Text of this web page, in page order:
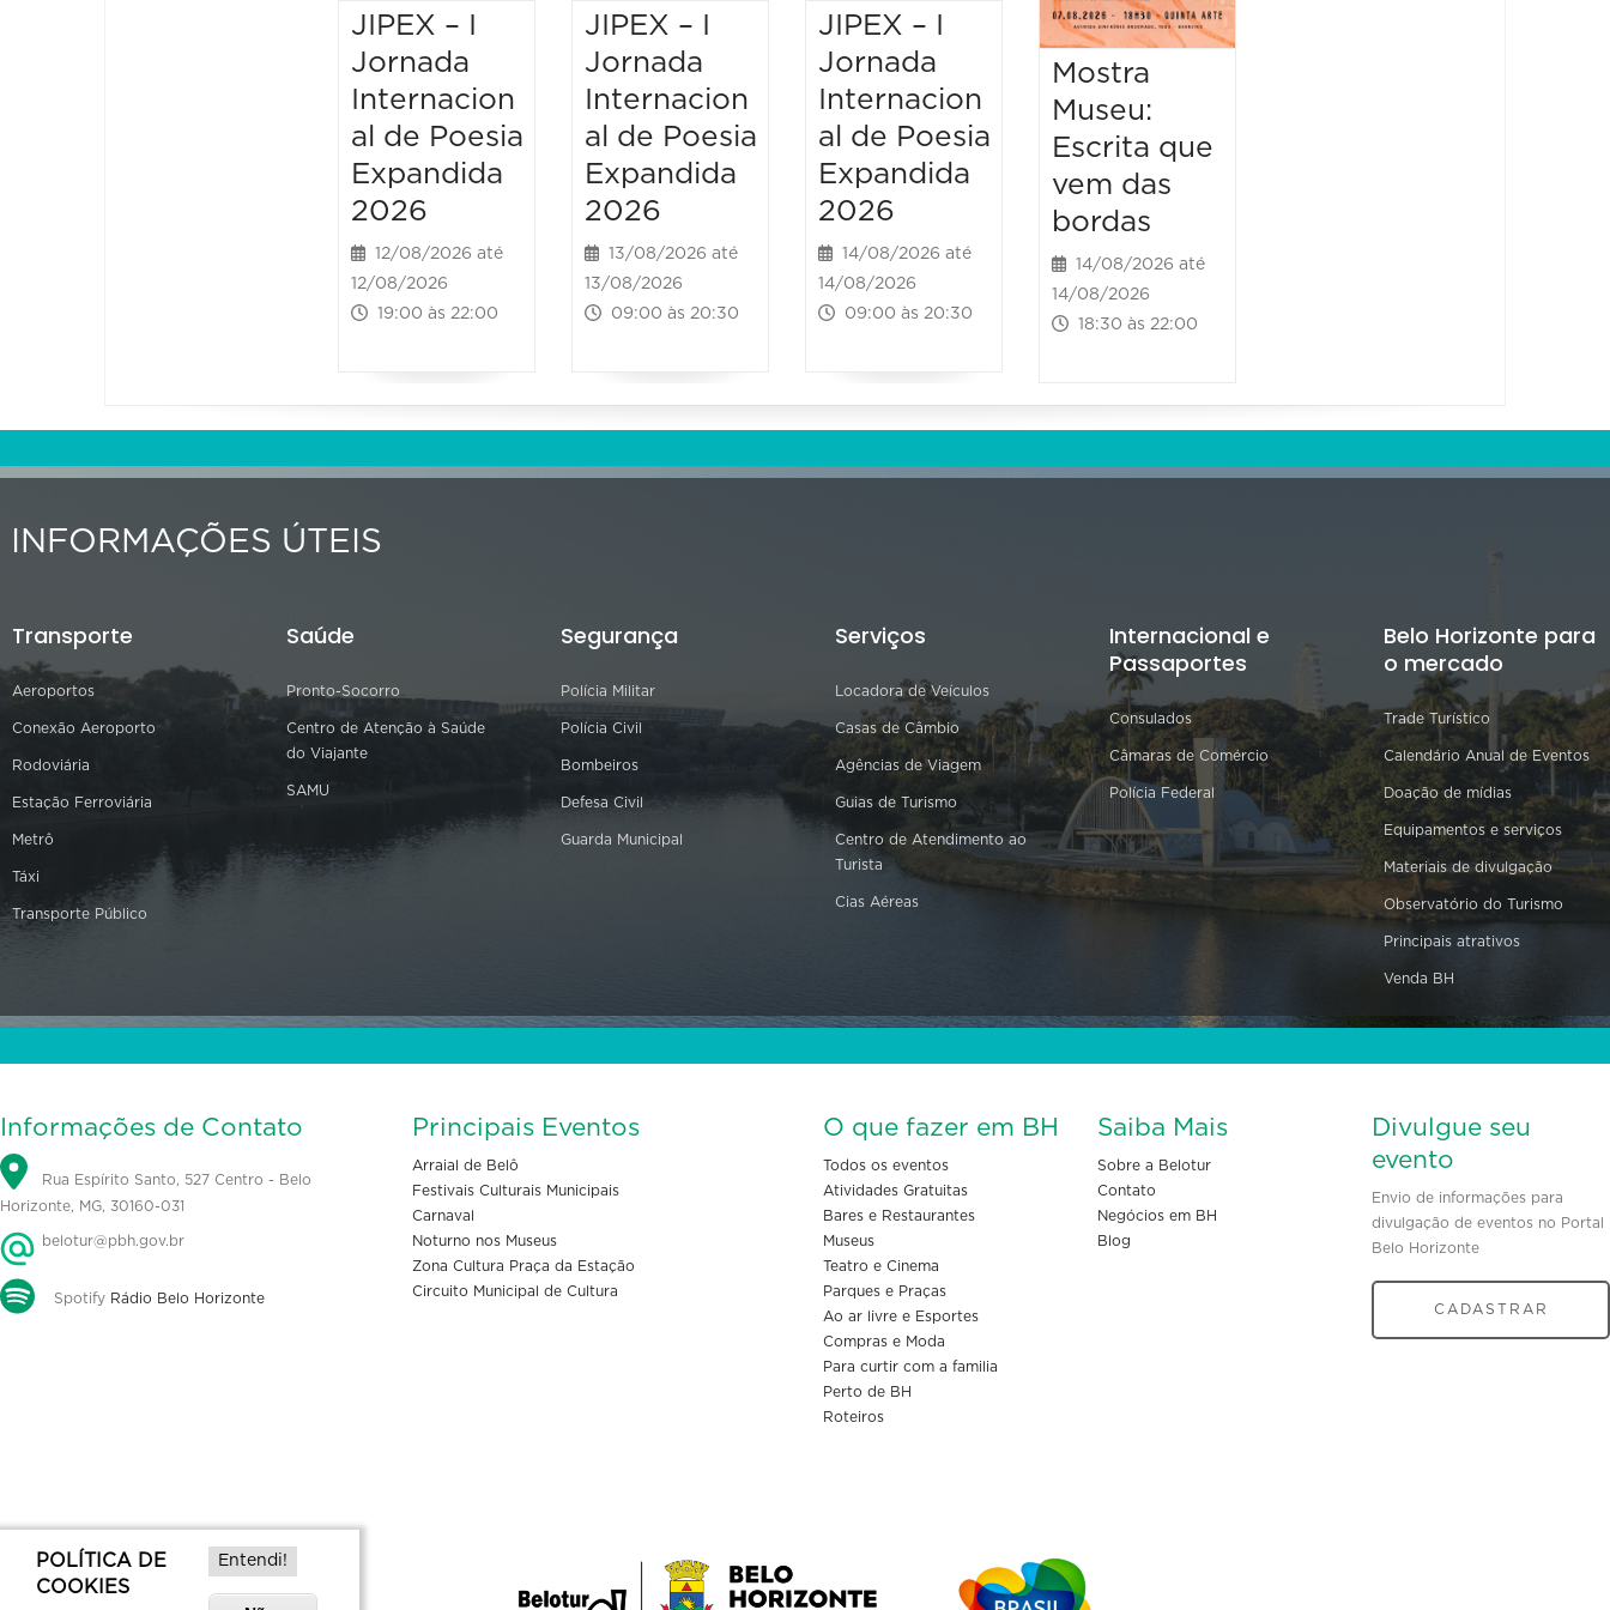
JIPEX – I
Jornada
Internacion
al de Poesia
Expandida
2026
12/08/2026 até
12/08/2026
19:00 às 22:00
JIPEX – I
Jornada
Internacion
al de Poesia
Expandida
2026
13/08/2026 até
13/08/2026
09:00 às 20:30
JIPEX – I
Jornada
Internacion
al de Poesia
Expandida
2026
14/08/2026 até
14/08/2026
09:00 às 20:30
Mostra
Museu:
Escrita que
vem das
bordas
14/08/2026 até
14/08/2026
18:30 às 22:00
INFORMAÇÕES ÚTEIS
Transporte
Aeroportos
Conexão Aeroporto
Rodoviária
Estação Ferroviária
Metrô
Táxi
Transporte Público
Saúde
Pronto-Socorro
Centro de Atenção à Saúde
do Viajante
SAMU
Segurança
Polícia Militar
Polícia Civil
Bombeiros
Defesa Civil
Guarda Municipal
Serviços
Locadora de Veículos
Casas de Câmbio
Agências de Viagem
Guias de Turismo
Centro de Atendimento ao
Turista
Cias Aéreas
Internacional e
Passaportes
Consulados
Câmaras de Comércio
Polícia Federal
Belo Horizonte para
o mercado
Trade Turístico
Calendário Anual de Eventos
Doação de mídias
Equipamentos e serviços
Materiais de divulgação
Observatório do Turismo
Principais atrativos
Venda BH
Informações de Contato
Rua Espírito Santo, 527 Centro - Belo
Horizonte, MG, 30160-031
belotur@pbh.gov.br
Spotify Rádio Belo Horizonte
Principais Eventos
Arraial de Belô
Festivais Culturais Municipais
Carnaval
Noturno nos Museus
Zona Cultura Praça da Estação
Circuito Municipal de Cultura
O que fazer em BH
Todos os eventos
Atividades Gratuitas
Bares e Restaurantes
Museus
Teatro e Cinema
Parques e Praças
Ao ar livre e Esportes
Compras e Moda
Para curtir com a familia
Perto de BH
Roteiros
Saiba Mais
Sobre a Belotur
Contato
Negócios em BH
Blog
Divulgue seu
evento
Envio de informações para
divulgação de eventos no Portal
Belo Horizonte
CADASTRAR
POLÍTICA DE
COOKIES
Entendi!